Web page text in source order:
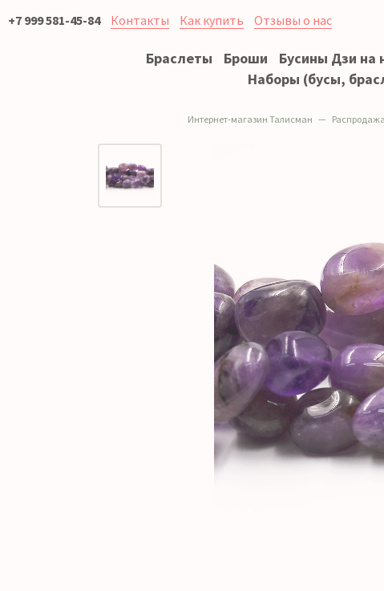
+7 999 581-45-84 Контакты Как купить Отзывы о нас
Браслеты Броши Бусины Дзи на
Наборы (бусы,
Интернет-магазин Талисман Распродажа